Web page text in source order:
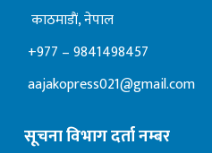
काठमाडाैं, नेपाल
+977 – 9841498457
aajakopress021@gmail.com
सूचना विभाग दर्ता नम्बर